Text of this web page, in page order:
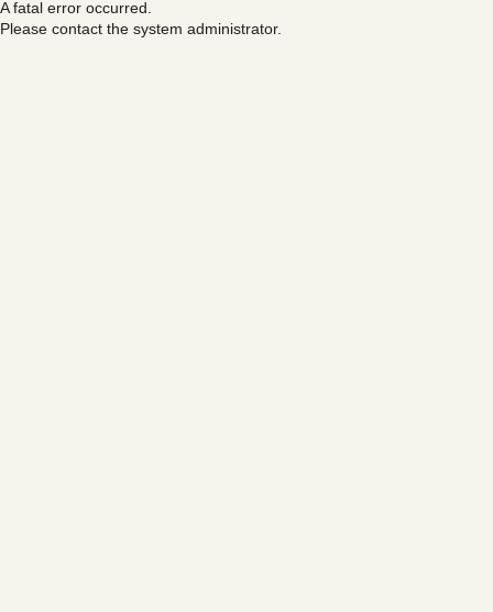
A fatal error occurred.
Please contact the system administrator.